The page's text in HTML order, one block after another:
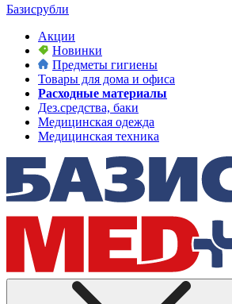
Базисрубли
Акции
Новинки
Предметы гигиены
Товары для дома и офиса
Расходные материалы
Дез.средства, баки
Медицинская одежда
Медицинская техника